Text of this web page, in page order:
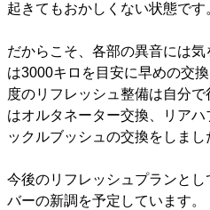
起きてもおかしくない状態です
だからこそ、各部の異音には
は3000キロを目安に早めの交
度のリフレッシュ整備は自分
はオルタネーター交換、リア
ックルブッシュの交換をしまし
今後のリフレッシュプランと
バーの新調を予定しています。